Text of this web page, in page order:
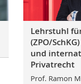
Lehrstuhl
(ZPO/SchKG)
und
Privatrecht
Prof. Ramon